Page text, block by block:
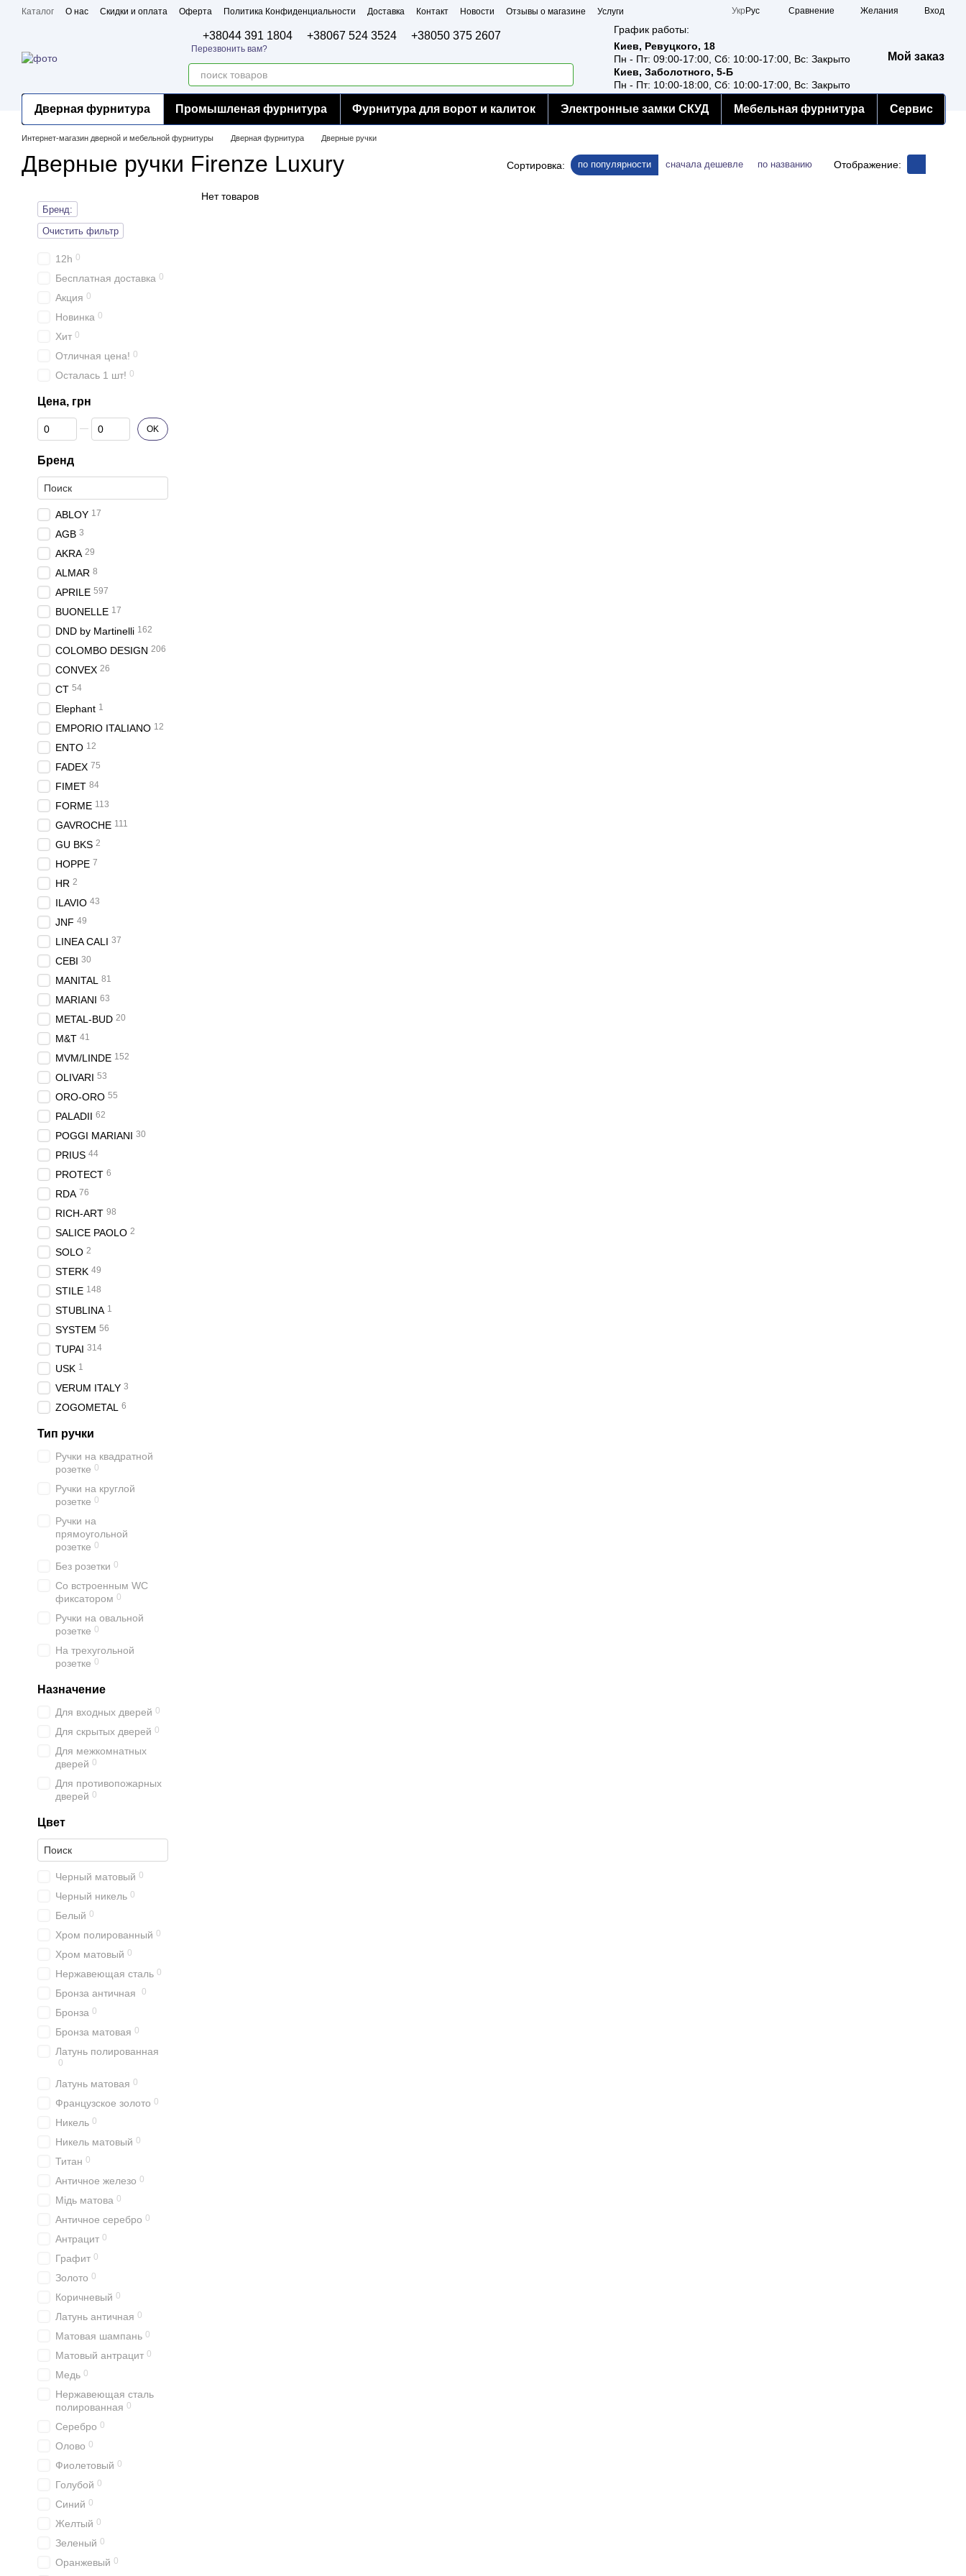
Перейти к основному контенту
Каталог О нас Скидки и оплата Оферта Политика Конфиденциальности Доставка Контакт Новости Отзывы о магазине
Услуги
Укр Рус Сравнение Желания Вход
+38044 391 1804 +38067 524 3524 +38050 375 2607
Перезвонить вам?
График работы:
Киев, Ревуцкого, 18
Пн - Пт: 09:00-17:00, Сб: 10:00-17:00, Вс: Закрыто
Киев, Заболотного, 5-Б
Пн - Пт: 10:00-18:00, Сб: 10:00-17:00, Вс: Закрыто
Мой заказ
Дверная фурнитура Промышленая фурнитура Фурнитура для ворот и калиток Электронные замки СКУД Мебельная фурнитура Сервис
Интернет-магазин дверной и мебельной фурнитуры Дверная фурнитура Дверные ручки
Дверные ручки Firenze Luxury Сортировка: по популярности сначала дешевле по названию Отображение:
Нет товаров
Бренд:
Очистить фильтр
12h 0
Бесплатная доставка 0
Акция 0
Новинка 0
Хит 0
Отличная цена! 0
Осталась 1 шт! 0
Цена, грн
От Цена, грн
До Цена, грн OK
Бренд
ABLOY 17
AGB 3
AKRA 29
ALMAR 8
APRILE 597
BUONELLE 17
DND by Martinelli 162
COLOMBO DESIGN 206
CONVEX 26
CT 54
Elephant 1
EMPORIO ITALIANO 12
ENTO 12
FADEX 75
FIMET 84
FORME 113
GAVROCHE 111
GU BKS 2
HOPPE 7
HR 2
ILAVIO 43
JNF 49
LINEA CALI 37
CEBI 30
MANITAL 81
MARIANI 63
METAL-BUD 20
M&T 41
MVM/LINDE 152
OLIVARI 53
ORO-ORO 55
PALADII 62
POGGI MARIANI 30
PRIUS 44
PROTECT 6
RDA 76
RICH-ART 98
SALICE PAOLO 2
SOLO 2
STERK 49
STILE 148
STUBLINA 1
SYSTEM 56
TUPAI 314
USK 1
VERUM ITALY 3
ZOGOMETAL 6
Тип ручки
Ручки на квадратной
розетке 0
Ручки на круглой
розетке 0
Ручки на
прямоугольной
розетке 0
Без розетки 0
Со встроенным WC
фиксатором 0
Ручки на овальной
розетке 0
На трехугольной
розетке 0
Назначение
Для входных дверей 0
Для скрытых дверей 0
Для межкомнатных
дверей 0
Для противопожарных
дверей 0
Цвет
Черный матовый 0
Черный никель 0
Белый 0
Хром полированный 0
Хром матовый 0
Нержавеющая сталь 0
Бронза античная 0
Бронза 0
Бронза матовая 0
Латунь полированная
0
Латунь матовая 0
Французское золото 0
Никель 0
Никель матовый 0
Титан 0
Античное железо 0
Мідь матова 0
Античное серебро 0
Антрацит 0
Графит 0
Золото 0
Коричневый 0
Латунь античная 0
Матовая шампань 0
Матовый антрацит 0
Медь 0
Нержавеющая сталь
полированная 0
Серебро 0
Олово 0
Фиолетовый 0
Голубой 0
Синий 0
Желтый 0
Зеленый 0
Оранжевый 0